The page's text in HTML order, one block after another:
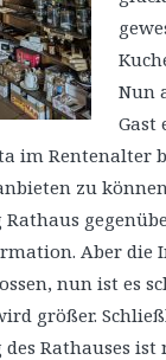
Nun
Gast
im Rentenalter
zu
Aber die
nun ist es
größer.
Rathauses ist